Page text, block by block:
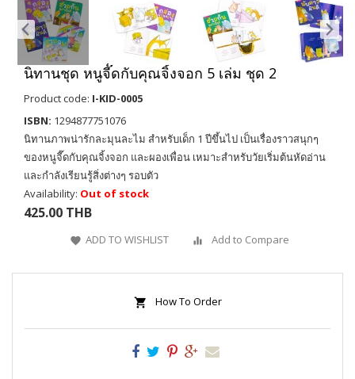
นิทานชุด หนูจี๊ดกับคุณจิ้งจอก 5 เล่ม ชุด 2
Product code: I-KID-0005
ISBN: 1294877751076
นิทานภาพน่ารักละมุนละไม สำหรับเด็ก 1 ปีขึ้นไป เป็นเรื่องราวสนุกๆ
ของหนูจี๊ดกับคุณจิ้งจอก และผองเพื่อน เหมาะสำหรับวัยเริ่มต้นหัดอ่าน
และกำลังเรียนรู้สิ่งต่างๆ รอบตัว
Availability: Out of stock
425.00 THB
ADD TO WISHLIST Add to Compare
How To Order